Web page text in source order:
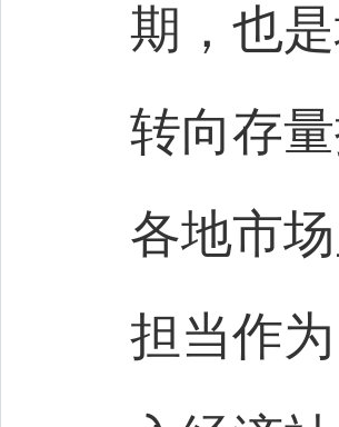
期，也
转向存
各地市
担当作